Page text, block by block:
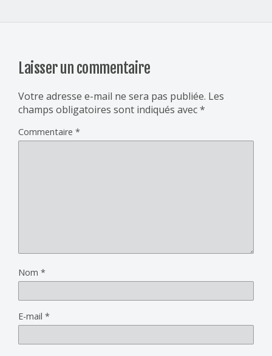
Laisser un commentaire
Votre adresse e-mail ne sera pas publiée. Les
champs obligatoires sont indiqués avec*
Commentaire *
Nom *
E-mail *